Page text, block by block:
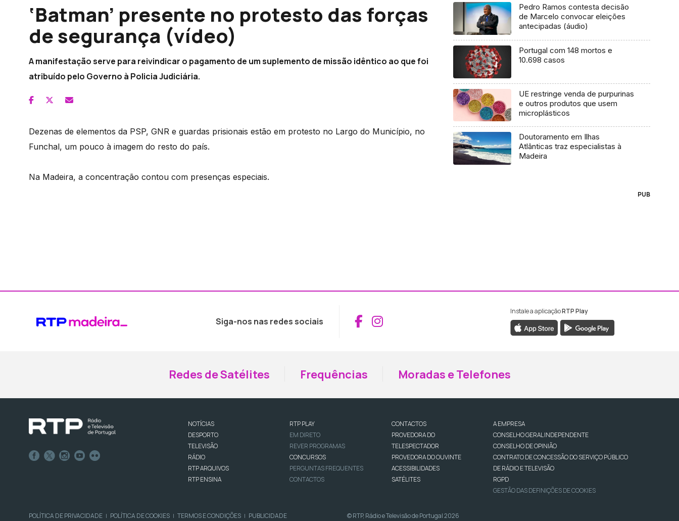
‘Batman’ presente no protesto das forças
de segurança (vídeo)
A manifestação serve para reivindicar o pagamento de um suplemento de missão idêntico ao que foi
atribuído pelo Governo à Policia Judiciária.
Dezenas de elementos da PSP, GNR e guardas prisionais estão em protesto no Largo do Município, no
Funchal, um pouco à imagem do resto do país.
Na Madeira, a concentração contou com presenças especiais.
Pedro Ramos contesta decisão
de Marcelo convocar eleições
antecipadas (áudio)
Portugal com 148 mortos e
10.698 casos
UE restringe venda de purpurinas
e outros produtos que usem
microplásticos
Doutoramento em Ilhas
Atlânticas traz especialistas à
Madeira
PUB
Siga-nos nas redes sociais Aceder ao Facebook da RTP Madeira
Aceder ao Instagram da RTP Madeira
Instale a aplicaçãoRTP Play
Redes de Satélites Frequências Moradas e Telefones
NOTÍCIAS
DESPORTO
TELEVISÃO
RÁDIO
RTP ARQUIVOS
RTP ENSINA
RTP PLAY
EM DIRETO
REVER PROGRAMAS
CONCURSOS
PERGUNTAS FREQUENTES
CONTACTOS
CONTACTOS
PROVEDORA DO
TELESPECTADOR
PROVEDORA DO OUVINTE
ACESSIBILIDADES
SATÉLITES
A EMPRESA
CONSELHO GERAL INDEPENDENTE
CONSELHO DE OPINIÃO
CONTRATO DE CONCESSÃO DO SERVIÇO PÚBLICO
DE RÁDIO E TELEVISÃO
RGPD
GESTÃO DAS DEFINIÇÕES DE COOKIES
POLÍTICA DE PRIVACIDADE | POLÍTICA DE COOKIES | TERMOS E CONDIÇÕES | PUBLICIDADE © RTP, Rádio e Televisão de Portugal 2026